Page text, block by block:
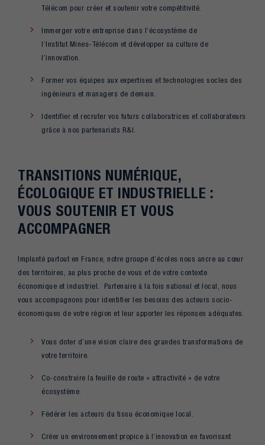
Télécom pour créer et soutenir votre compétitivité.
Immerger votre entreprise dans l’écosystème de
l’Institut Mines-Télécom et développer sa culture de
l’innovation.
Former vos équipes aux expertises et technologies socles des
ingénieurs et managers de demain.
Identifier et recruter vos futurs collaboratrices et collaborateurs
grâce à nos partenariats R&I.
TRANSITIONS NUMÉRIQUE,
ÉCOLOGIQUE ET INDUSTRIELLE :
VOUS SOUTENIR ET VOUS
ACCOMPAGNER
Implanté partout en France, notre groupe d’écoles nous ancre au cœur
des territoires, au plus proche de vous et de votre contexte
économique et industriel. Partenaire à la fois national et local, nous
vous accompagnons pour identifier les besoins des acteurs socio-
économiques de votre région et leur apporter les réponses adéquates.
Vous doter d’une vision claire des grandes transformations de
votre territoire.
Co-construire la feuille de route « attractivité » de votre
écosystème.
Fédérer les acteurs du tissu économique local.
Créer un environnement propice à l’innovation en favorisant